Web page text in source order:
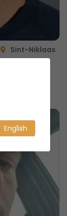
Sint-Niklaas
English